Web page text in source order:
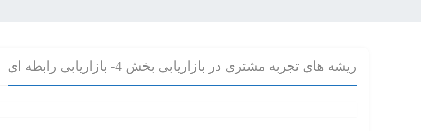
ریشه های تجربه مشتری در بازاریابی بخش 4- بازاریابی رابطه ای